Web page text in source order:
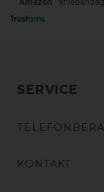
SERVICE
KONTAKT